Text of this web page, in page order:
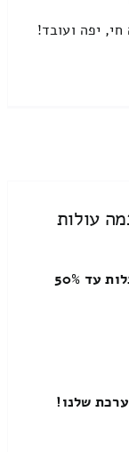
חי, יפה ועובד!
עולות
הובלות עד 50%
שלנו!